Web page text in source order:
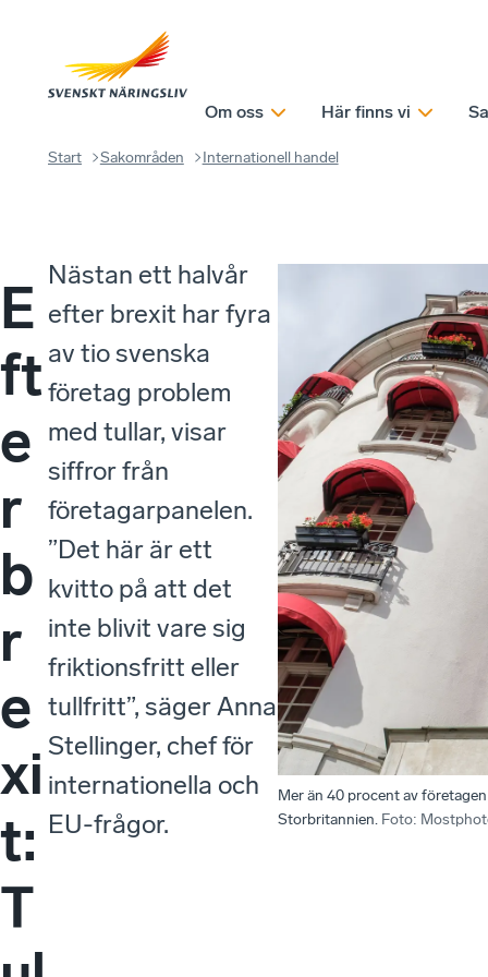
Om oss Här finns vi
Start Sakområden Internationell handel
E
ft
e
r
b
r
e
xi
t:
T
Nästan ett halvår
efter brexit har fyra
av tio svenska
företag problem
med tullar, visar
siffror från
företagarpanelen.
”Det här är ett
kvitto på att det
inte blivit vare sig
friktionsfritt eller
tullfritt”, säger Anna
Stellinger, chef för
internationella och
EU-frågor.
Mer än 40 procent av
Storbritannien. Foto: